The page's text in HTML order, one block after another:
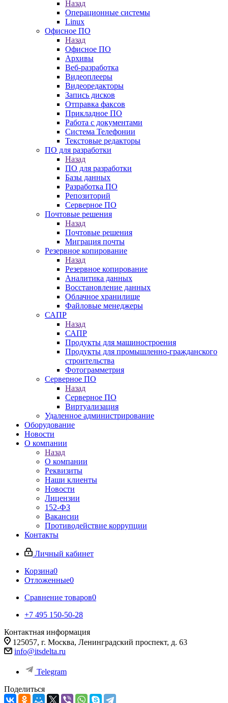
Назад
Операционные системы
Linux
Офисное ПО
Назад
Офисное ПО
Архивы
Веб-разработка
Видеоплееры
Видеоредакторы
Запись дисков
Отправка факсов
Прикладное ПО
Работа с документами
Система Телефонии
Текстовые редакторы
ПО для разработки
Назад
ПО для разработки
Базы данных
Разработка ПО
Репозиторий
Серверное ПО
Почтовые решения
Назад
Почтовые решения
Миграция почты
Резервное копирование
Назад
Резервное копирование
Аналитика данных
Восстановление данных
Облачное хранилище
Файловые менеджеры
САПР
Назад
САПР
Продукты для машиностроения
Продукты для промышленно-гражданского
строительства
Фотограмметрия
Серверное ПО
Назад
Серверное ПО
Виртуализация
Удаленное администрирование
Оборудование
Новости
О компании
Назад
О компании
Реквизиты
Наши клиенты
Новости
Лицензии
152-ФЗ
Вакансии
Противодействие коррупции
Контакты
Личный кабинет
Корзина0
Отложенные0
Сравнение товаров0
+7 495 150-50-28
Контактная информация
125057, г. Москва, Ленинградский проспект, д. 63
info@itsdelta.ru
Telegram
Поделиться